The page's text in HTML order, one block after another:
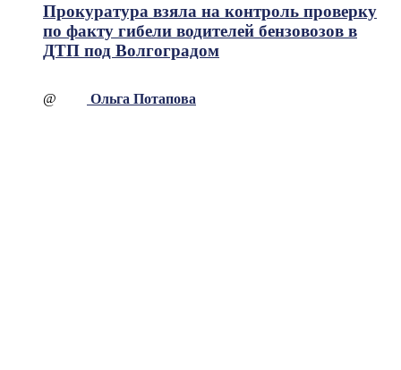
Прокуратура взяла на контроль проверку
по факту гибели водителей бензовозов в
ДТП под Волгоградом
@ Ольга Потапова